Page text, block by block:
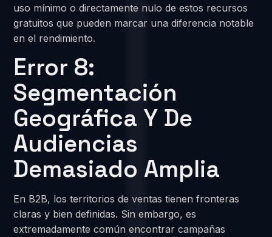
uso mínimo o directamente nulo de estos recursos
gratuitos que pueden marcar una diferencia notable
en el rendimiento.
Error 8:
Segmentación
Geográfica Y De
Audiencias
Demasiado Amplia
En B2B, los territorios de ventas tienen fronteras
claras y bien definidas. Sin embargo, es
extremadamente común encontrar campañas